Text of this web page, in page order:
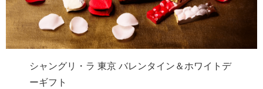
シャングリ・ラ 東京 バレンタイン＆ホワイトデ
ーギフト